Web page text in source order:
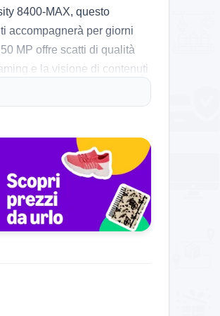
8400-MAX, questo
accompagnerà per giorni
MP offre scatti di qualità
e la visione di contenuti
La qualità delle foto, anche
alcuni potrebbero
dispositivo robusto. In
dispositivo versatile e